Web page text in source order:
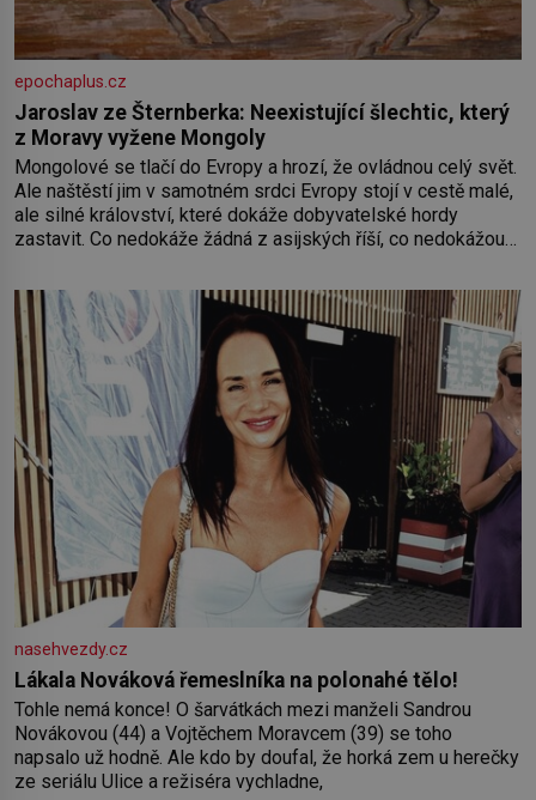
epochaplus.cz
Jaroslav ze Šternberka: Neexistující šlechtic, který
z Moravy vyžene Mongoly
Mongolové se tlačí do Evropy a hrozí, že ovládnou celý svět.
Ale naštěstí jim v samotném srdci Evropy stojí v cestě malé,
ale silné království, které dokáže dobyvatelské hordy
zastavit. Co nedokáže žádná z asijských říší, co nedokážou
od roku 1223 postupují podél Kaspického a Azovského
moře,
nasehvezdy.cz
Lákala Nováková řemeslníka na polonahé tělo!
Tohle nemá konce! O šarvátkách mezi manželi Sandrou
Novákovou (44) a Vojtěchem Moravcem (39) se toho
napsalo už hodně. Ale kdo by doufal, že horká zem u herečky
ze seriálu Ulice a režiséra vychladne,